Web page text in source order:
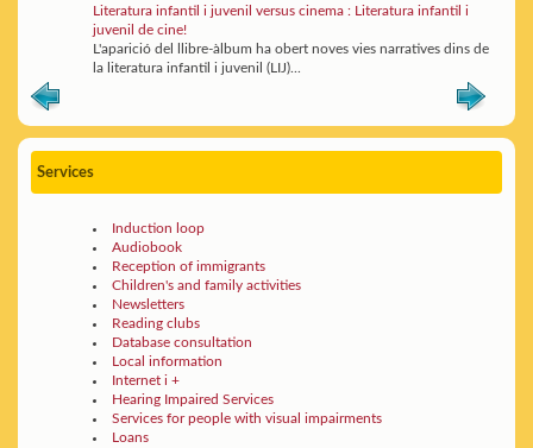
Literatura infantil i juvenil versus cinema : Literatura infantil i
juvenil de cine!
L'aparició del llibre-àlbum ha obert noves vies narratives dins de
la literatura infantil i juvenil (LIJ)...
Services
Induction loop
Audiobook
Reception of immigrants
Children's and family activities
Newsletters
Reading clubs
Database consultation
Local information
Internet i +
Hearing Impaired Services
Services for people with visual impairments
Loans